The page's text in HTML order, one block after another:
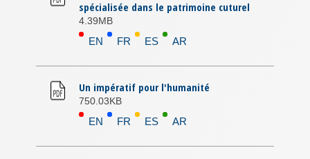
spécialisée dans le patrimoine cuturel
4.39MB
EN FR ES AR
Un impératif pour l'humanité
750.03KB
EN FR ES AR